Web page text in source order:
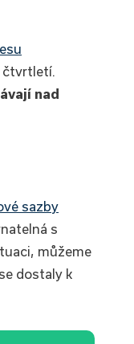
čtvrtletí.
nad
sazby
s
můžeme
dostaly k